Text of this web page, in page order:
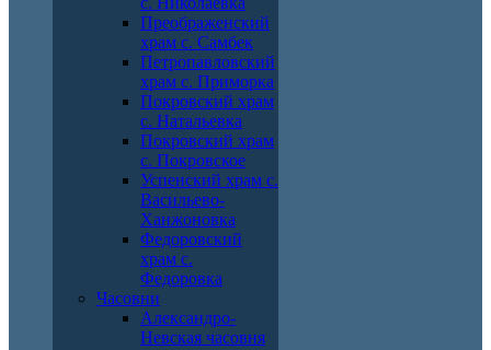
Преображенский
храм с. Самбек
Петропавловский
храм с. Приморка
Покровский храм
с. Натальевка
Покровский храм
с. Покровское
Успенский храм с.
Васильево-
Ханжоновка
Федоровский
храм с.
Федоровка
Часовни
Александро-
Невская часовня